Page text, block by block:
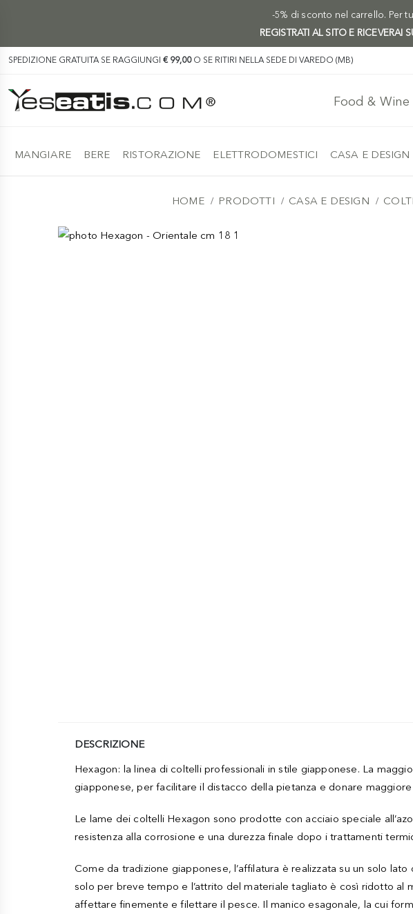
-5% di sconto nel carrello. Per
REGISTRATI AL SITO E
SPEDIZIONE GRATUITA SE RAGGIUNGI € 99,00O SE RITIRI NELLA SEDE DI VAREDO (MB)
Food &
MANGIARE BERE RISTORAZIONE ELETTRODOMESTICI CASA E DESIGN
HOME PRODOTTI CASA E DESIGN
DESCRIZIONE
Hexagon: la linea di coltelli professionali in stile giapponese. La
giapponese, per facilitare il distacco della pietanza e donare
Le lame dei coltelli Hexagon sono prodotte con acciaio speciale
resistenza alla corrosione e una durezza finale dopo i trattamenti
Come da tradizione giapponese, l’affilatura è realizzata su un solo
solo per breve tempo e l’attrito del materiale tagliato è così ridotto
affettare finemente e filettare il pesce. Il manico esagonale, la cui